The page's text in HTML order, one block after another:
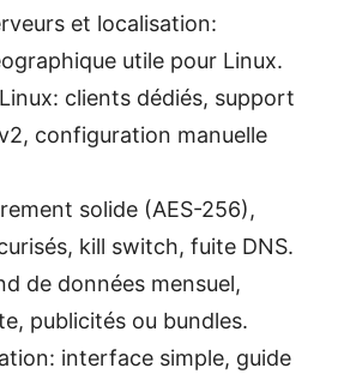
et localisation:
utile pour Linux.
clients dédiés, support
configuration manuelle
solide (AES-256),
kill switch, fuite DNS.
de données mensuel,
publicités ou bundles.
interface simple, guide